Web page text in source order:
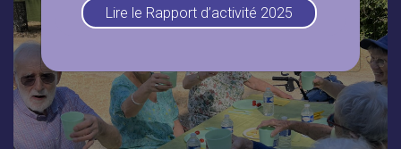
Lire le Rapport d’activité 2025